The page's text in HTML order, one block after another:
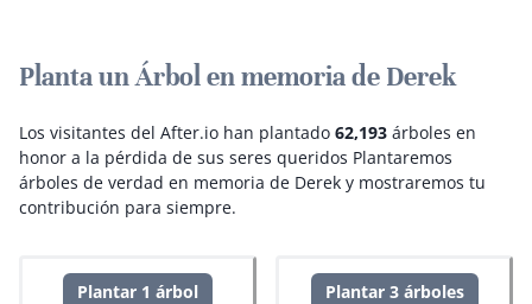
Planta un Árbol en memoria de Derek
Los visitantes del After.io han plantado 62,193 árboles en
honor a la pérdida de sus seres queridos Plantaremos
árboles de verdad en memoria de Derek y mostraremos tu
contribución para siempre.
Plantar 1 árbol Plantar 3 árboles